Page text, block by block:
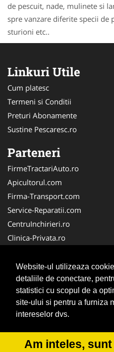
Website-ul utilizeaza
detaliile de conectare,
statistici cu scopul de a
site-ului si pentru a furniza
intereselor dvs.
Am inteles,
de pescuit, nade, mulinete si
spre vanzare diferite specii de
sturioni etc..
Linkuri Utile
Cum platesc
Termeni si Conditii
Preturi Abonamente
Sustine Pescaresc.ro
Parteneri
FirmeTractariAuto.ro
Apicultorul.com
Firma-Transport.com
Service-Reparatii.com
CentruInchirieri.ro
Clinica-Privata.ro
Servicii-DDD.com
Birouri-Cadastru.ro
Centru-Copiere.ro
CramaVinuri.ro